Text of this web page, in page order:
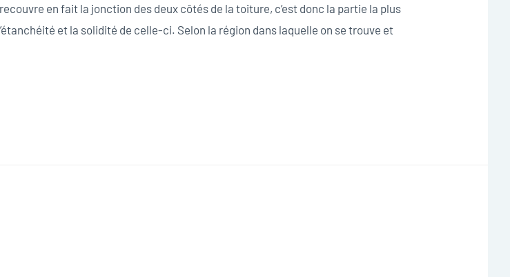
en fait la jonction des deux côtés de la toiture, c’est donc la partie la plus
et la solidité de celle-ci. Selon la région dans laquelle on se trouve et